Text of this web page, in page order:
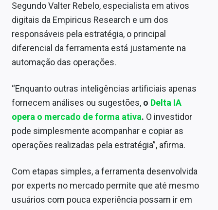
Segundo Valter Rebelo, especialista em ativos
digitais da Empiricus Research e um dos
responsáveis pela estratégia, o principal
diferencial da ferramenta está justamente na
automação das operações.
“Enquanto outras inteligências artificiais apenas
fornecem análises ou sugestões, o Delta IA
opera o mercado de forma ativa. O investidor
pode simplesmente acompanhar e copiar as
operações realizadas pela estratégia”, afirma.
Com etapas simples, a ferramenta desenvolvida
por experts no mercado permite que até mesmo
usuários com pouca experiência possam ir em